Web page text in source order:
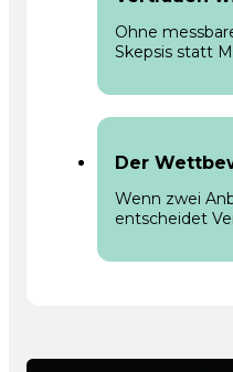
Ohne
Skepsis statt
Der
Wenn zwei
entscheidet